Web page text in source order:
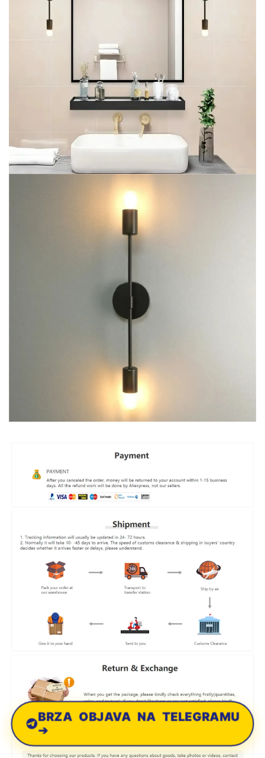
BRZA OBJAVA NA TELEGRAMU
➔